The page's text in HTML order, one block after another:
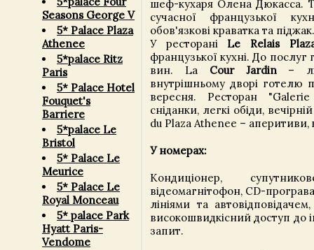
Seasons George V
5* Palace Plaza
Athenee
5*palace Ritz
Paris
5* Palace Hotel
Fouquet's
Barriere
5*palace Le
Bristol
5* Palace Le
Meurice
5* Palace Le
Royal Monceau
5* palace Park
Hyatt Paris-
Vendome
шеф-кухаря Олена Дюкасса.
сучасної французької
обов'язкові краватка та піджак.
У ресторані Le Relais
французької кухні. До послуг
вин. La Cour Jardin–
внутрішньому дворі готелю
вересня. Ресторан
сніданки, легкі обіди,
du Plaza Athenee – аперитиви,
У номерах:
Кондиціонер,
відеомагнітофон, CD-
лініями та
високошвидкісний доступ до
запит.